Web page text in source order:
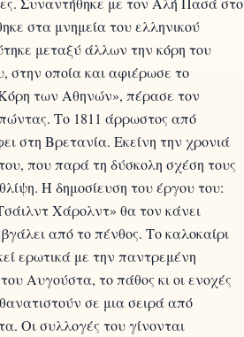
στα μνημεία του ελληνικού
μεταξύ άλλων την κόρη του
στην οποία και αφιέρωσε το
των Αθηνών», πέρασε τον
Το 1811 άρρωστος από
στη Βρετανία. Εκείνη την χρονιά
που παρά τη δύσκολη σχέση τους
Η δημοσίευση του έργου του:
Χάρολντ» θα τον κάνει
από το πένθος. Το καλοκαίρι
ερωτικά με την παντρεμένη
Αυγούστα, το πάθος κι οι ενοχές
σε μια σειρά από
Οι συλλογές του γίνονται